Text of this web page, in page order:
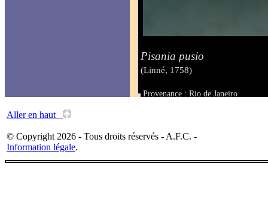
Pisania pusio
(Linné, 1758)
Provenance : Rio de Janeiro
Aller en haut
© Copyright 2026 - Tous droits réservés - A.F.C. -
Information légale.